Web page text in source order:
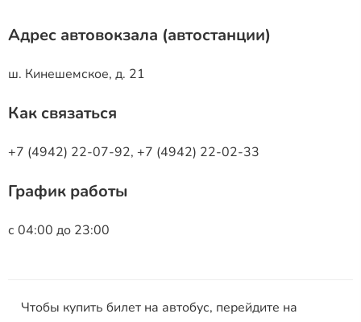
Адрес автовокзала (автостанции)
ш. Кинешемское, д. 21
Как связаться
+7 (4942) 22-07-92, +7 (4942) 22-02-33
График работы
с 04:00 до 23:00
Чтобы купить билет на автобус, перейдите на